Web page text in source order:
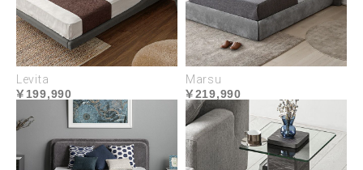
Levita
199,990
Marsu
219,990